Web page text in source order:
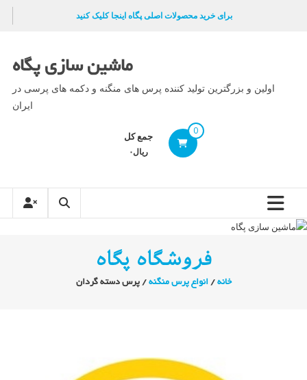
برای خرید محصولات اصلی پگاه اینجا کلیک کنید
ماشین سازی پگاه
اولین و بزرگترین تولید کننده پرس های منگنه و دکمه های پرسی در
ایران
0 جمع کل
ریال۰
فروشگاه پگاه
خانه /انواع پرس منگنه / پرس دسته گردان